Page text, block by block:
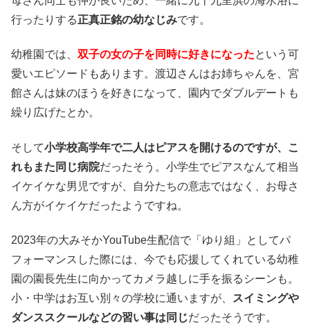
行ったりする正真正銘の幼なじみです。
幼稚園では、 双子の女の子を同時に好きになったという可
愛いエピソードもあります。渡辺さんはお姉ちゃんを、宮
館さんは妹のほうを好きになって、園内でダブルデートも
繰り広げたとか。
そして小学校高学年で二人はピアスを開けるのですが、こ
れもまた同じ病院だったそう。小学生でピアスなんて相当
イケイケな男児ですが、自分たちの意志ではなく、お母さ
ん方がイケイケだったようですね。
2023年の大みそかYouTube生配信で「ゆり組」としてパ
フォーマンスした際には、今でも応援してくれている幼稚
園の園長先生に向かってカメラ越しに手を振るシーンも。
小・中学はお互い別々の学校に通いますが、
スイミングや
ダンススクールなどの習い事は同じだったそうです。